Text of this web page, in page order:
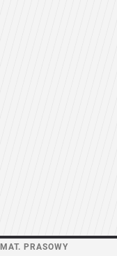
MAT. PRASOWY